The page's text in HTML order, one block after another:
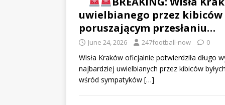
uwielbianego przez
poruszającym przesłaniu…
June 24, 2026 247football-now 0
Wisła Kraków oficjalnie potwierdziła
najbardziej uwielbianych przez kibiców
wśród sympatyków […]